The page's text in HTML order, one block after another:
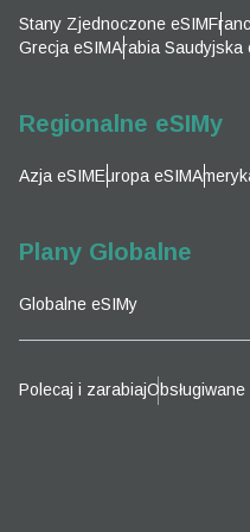
Stany Zjednoczone eSIM
Grecja eSIMArabia Saudyjska
Regionalne eSIMy
Azja eSIMEuropa eSIM
Plany Globalne
Globalne eSIMy
Polecaj i zarabiaj